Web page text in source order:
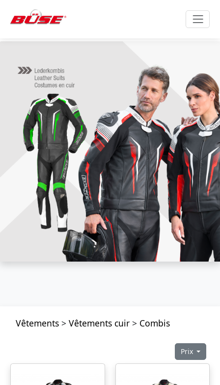
Vêtements> Vêtements cuir> Combis
Prix